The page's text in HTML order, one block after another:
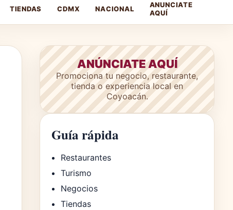
TIENDAS CDMX NACIONAL
ANUNCIATE
AQUÍ
ANÚNCIATE AQUÍ
Promociona tu negocio, restaurante,
tienda o experiencia local en
Coyoacán.
Guía rápida
Restaurantes
Turismo
Negocios
Tiendas